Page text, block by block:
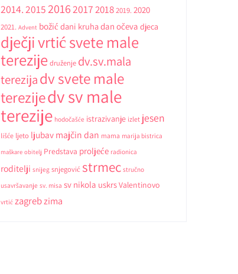
2014.20152016201720182019.2020
2021. Advent božić dani kruhadan očeva djeca
dječji vrtić svete male
terezijedruženje dv.sv.mala
terezijadv svete male
terezijedv sv male
terezije hodočašće istrazivanje izlet jesen
lišće ljeto ljubav majčin dan mama marija bistrica
maškare obitelj Predstava proljeće radionica
roditelji snijeg snjegović strmec stručno
usavršavanje sv. misa sv nikola uskrsValentinovo
vrtić zagrebzima